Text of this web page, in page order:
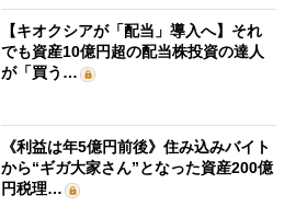
【キオクシアが「配当」導入へ】それ
でも資産10億円超の配当株投資の達人
が「買う…
《利益は年5億円前後》住み込みバイト
から“ギガ大家さん”となった資産200億
円税理…